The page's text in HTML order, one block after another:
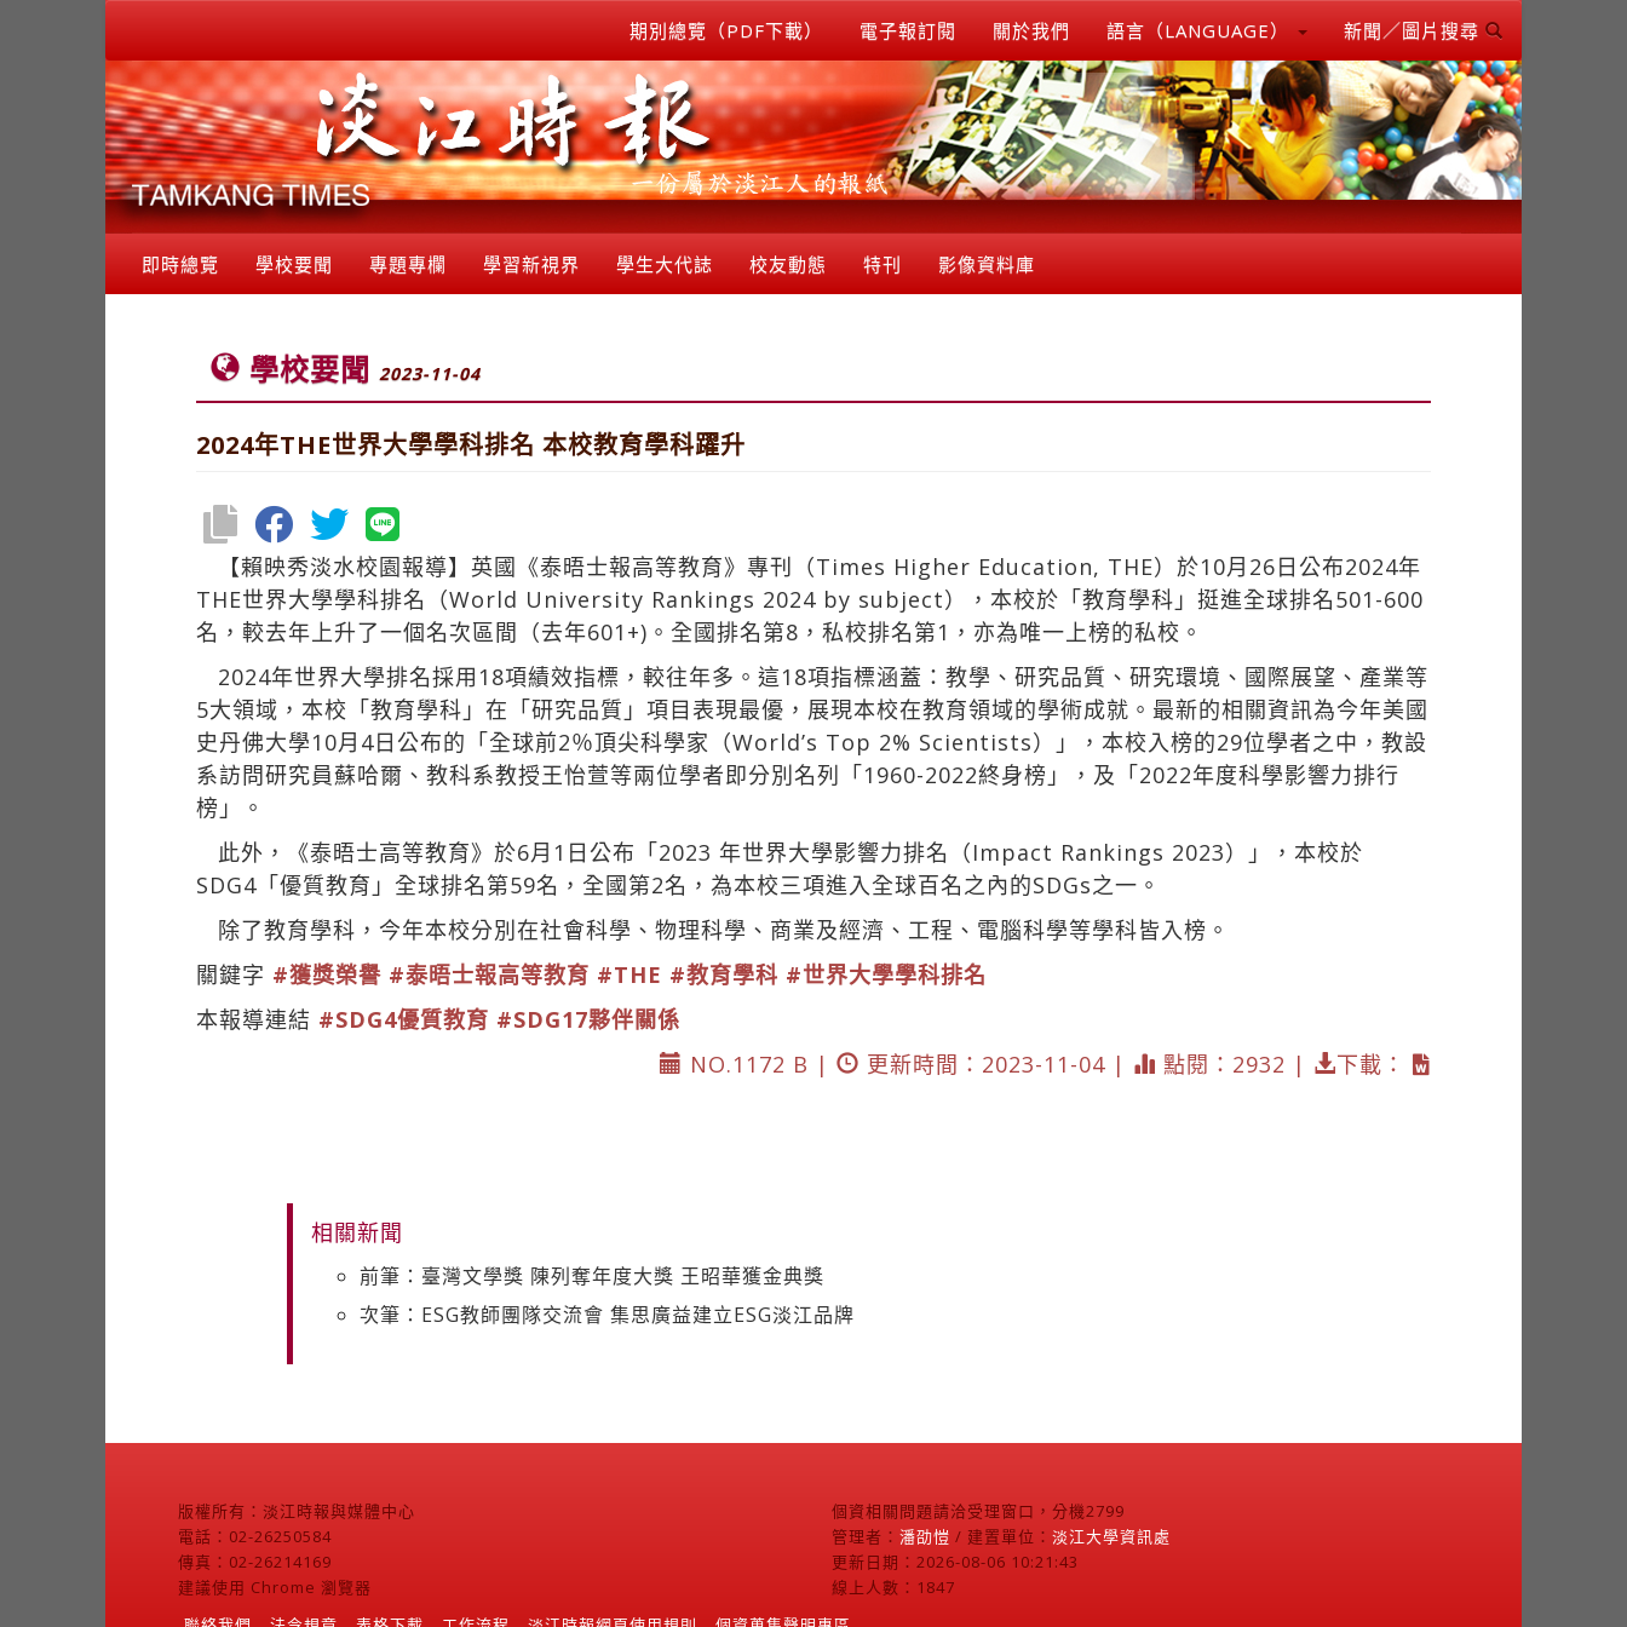
期別總覽（PDF下載） 電子報訂閱 關於我們 語言（LANGUAGE） 新聞／圖片搜尋
即時總覽 學校要聞 專題專欄 學習新視界 學生大代誌 校友動態 特刊 影像資料庫
學校要聞 2023-11-04
2024年THE世界大學學科排名 本校教育學科躍升
【賴映秀淡水校園報導】英國《泰晤士報高等教育》專刊（Times Higher Education, THE）於10月26日公布2024年
THE世界大學學科排名（World University Rankings 2024 by subject），本校於「教育學科」挺進全球排名501-600
名，較去年上升了一個名次區間（去年601+)。全國排名第8，私校排名第1，亦為唯一上榜的私校。
2024年世界大學排名採用18項績效指標，較往年多。這18項指標涵蓋：教學、研究品質、研究環境、國際展望、產業等
5大領域，本校「教育學科」在「研究品質」項目表現最優，展現本校在教育領域的學術成就。最新的相關資訊為今年美國
史丹佛大學10月4日公布的「全球前2％頂尖科學家（World’s Top 2% Scientists）」，本校入榜的29位學者之中，教設
系訪問研究員蘇哈爾、教科系教授王怡萱等兩位學者即分別名列「1960-2022終身榜」，及「2022年度科學影響力排行
榜」。
此外，《泰晤士高等教育》於6月1日公布「2023 年世界大學影響力排名（Impact Rankings 2023）」，本校於
SDG4「優質教育」全球排名第59名，全國第2名，為本校三項進入全球百名之內的SDGs之一。
除了教育學科，今年本校分別在社會科學、物理科學、商業及經濟、工程、電腦科學等學科皆入榜。
關鍵字 #獲獎榮譽 #泰晤士報高等教育 #THE #教育學科 #世界大學學科排名
本報導連結 #SDG4優質教育 #SDG17夥伴關係
NO.1172 B |
更新時間：2023-11-04 | 點閱：2932 | 下載：
相關新聞
前筆：臺灣文學獎 陳列奪年度大獎 王昭華獲金典獎
次筆：ESG教師團隊交流會 集思廣益建立ESG淡江品牌
版權所有：淡江時報與媒體中心
電話：02-26250584
傳真：02-26214169
建議使用 Chrome 瀏覽器
個資相關問題請洽受理窗口，分機2799
管理者： 潘劭愷 / 建置單位： 淡江大學資訊處
更新日期：2026-08-06 10:21:43
線上人數：1847